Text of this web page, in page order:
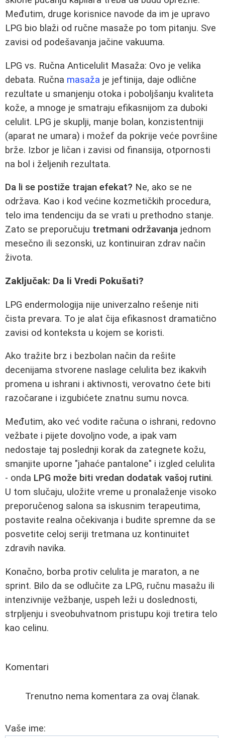
Međutim, druge korisnice navode da im je upravo
LPG bio blaži od ručne masaže po tom pitanju. Sve
zavisi od podešavanja jačine vakuuma.
LPG vs. Ručna Anticelulit Masaža: Ovo je velika
debata. Ručna masaža je jeftinija, daje odlične
rezultate u smanjenju otoka i poboljšanju kvaliteta
kože, a mnoge je smatraju efikasnijom za duboki
celulit. LPG je skuplji, manje bolan, konzistentniji
(aparat ne umara) i možef da pokrije veće površine
brže. Izbor je ličan i zavisi od finansija, otpornosti
na bol i željenih rezultata.
Da li se postiže trajan efekat? Ne, ako se ne
održava. Kao i kod većine kozmetičkih procedura,
telo ima tendenciju da se vrati u prethodno stanje.
Zato se preporučuju tretmani održavanja jednom
mesečno ili sezonski, uz kontinuiran zdrav način
života.
Zaključak: Da li Vredi Pokušati?
LPG endermologija nije univerzalno rešenje niti
čista prevara. To je alat čija efikasnost dramatično
zavisi od konteksta u kojem se koristi.
Ako tražite brz i bezbolan način da rešite
decenijama stvorene naslage celulita bez ikakvih
promena u ishrani i aktivnosti, verovatno ćete biti
razočarane i izgubićete znatnu sumu novca.
Međutim, ako već vodite računa o ishrani, redovno
vežbate i pijete dovoljno vode, a ipak vam
nedostaje taj poslednji korak da zategnete kožu,
smanjite uporne "jahaće pantalone" i izgled celulita
- onda LPG može biti vredan dodatak vašoj rutini.
U tom slučaju, uložite vreme u pronalaženje visoko
preporučenog salona sa iskusnim terapeutima,
postavite realna očekivanja i budite spremne da se
posvetite celoj seriji tretmana uz kontinuitet
zdravih navika.
Konačno, borba protiv celulita je maraton, a ne
sprint. Bilo da se odlučite za LPG, ručnu masažu ili
intenzivnije vežbanje, uspeh leži u doslednosti,
strpljenju i sveobuhvatnom pristupu koji tretira telo
kao celinu.
Komentari
Trenutno nema komentara za ovaj članak.
Vaše ime: